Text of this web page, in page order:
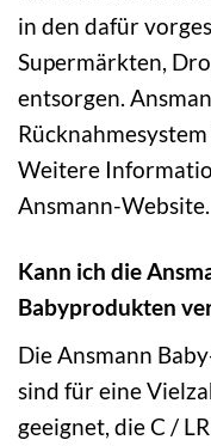
in den dafür
Supermärkten,
entsorgen.
Weitere
Ansmann-Website.
Kann ich die
Babyprodukten
Die Ansmann
sind für eine
geeignet, die C /